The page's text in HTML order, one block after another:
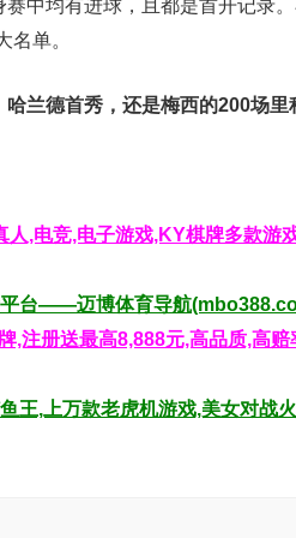
中均有进球，且都是首开记录
名单。
兰德首秀，还是梅西的200场里
,电竞,电子游戏,KY棋牌多款游
平台——迈博体育导航
,注册送最高8,888元,高品质,高
王,上万款老虎机游戏,美女对战